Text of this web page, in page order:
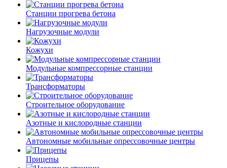
Станции прогрева бетона
Нагрузочные модули
Кожухи
Модульные компрессорные станции
Трансформаторы
Строительное оборудование
Азотные и кислородные станции
Автономные мобильные опрессовочные центры
Прицепы